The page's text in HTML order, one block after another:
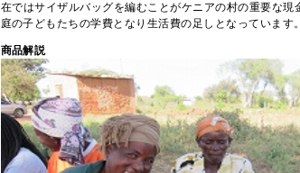
在ではサイザルバッグを編むことがケニアの村の重要な現
庭の子どもたちの学費となり生活費の足しとなっています。
商品解説